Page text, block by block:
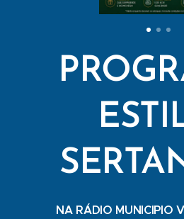
NA RÁDIO MUNICIPIO